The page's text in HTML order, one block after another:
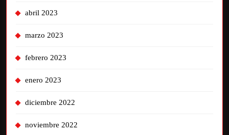
abril 2023
marzo 2023
febrero 2023
enero 2023
diciembre 2022
noviembre 2022